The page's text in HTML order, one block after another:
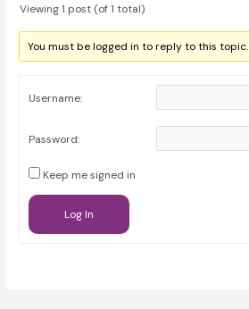
Viewing 1 post (of 1 total)
You must be logged in to reply to this topic.
Username:
Password:
Keep me signed in
Log In